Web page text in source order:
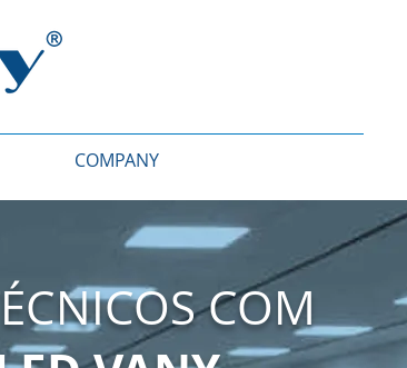
COMPANY
COM